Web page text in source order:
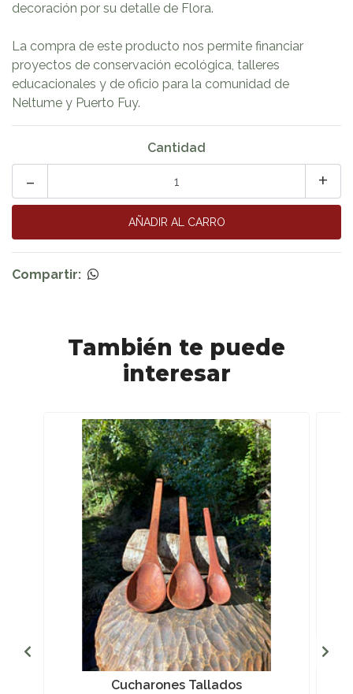
decoración por su detalle de Flora.
La compra de este producto nos permite financiar
proyectos de conservación ecológica, talleres
educacionales y de oficio para la comunidad de
Neltume y Puerto Fuy.
Cantidad
+
-
Compartir:
También te puede
interesar
Cucharones Tallados